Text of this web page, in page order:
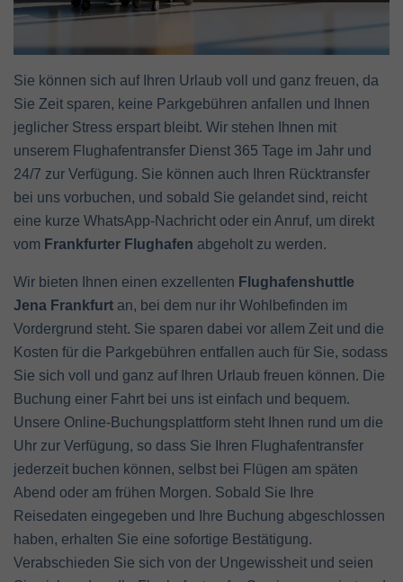
Sie können sich auf Ihren Urlaub voll und ganz freuen, da
Sie Zeit sparen, keine Parkgebühren anfallen und Ihnen
jeglicher Stress erspart bleibt. Wir stehen Ihnen mit
unserem Flughafentransfer Dienst 365 Tage im Jahr und
24/7 zur Verfügung. Sie können auch Ihren Rücktransfer
bei uns vorbuchen, und sobald Sie gelandet sind, reicht
eine kurze WhatsApp-Nachricht oder ein Anruf, um direkt
vom Frankfurter Flughafen abgeholt zu werden.
Wir bieten Ihnen einen exzellenten Flughafenshuttle
Jena Frankfurt an, bei dem nur ihr Wohlbefinden im
Vordergrund steht. Sie sparen dabei vor allem Zeit und die
Kosten für die Parkgebühren entfallen auch für Sie, sodass
Sie sich voll und ganz auf Ihren Urlaub freuen können. Die
Buchung einer Fahrt bei uns ist einfach und bequem.
Unsere Online-Buchungsplattform steht Ihnen rund um die
Uhr zur Verfügung, so dass Sie Ihren Flughafentransfer
jederzeit buchen können, selbst bei Flügen am späten
Abend oder am frühen Morgen. Sobald Sie Ihre
Reisedaten eingegeben und Ihre Buchung abgeschlossen
haben, erhalten Sie eine sofortige Bestätigung.
Verabschieden Sie sich von der Ungewissheit und seien